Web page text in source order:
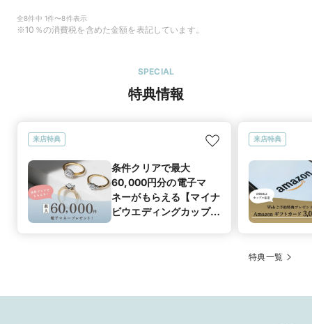
全8件中 1件〜8件表示
※10％の消費税を含めた金額を表記しています。
SPECIAL
特典情報
来店特典
条件クリアで最大
60,000円分の電子マ
ネーがもらえる【マイナ
ビウエディングカップル
来店特典
特典一覧